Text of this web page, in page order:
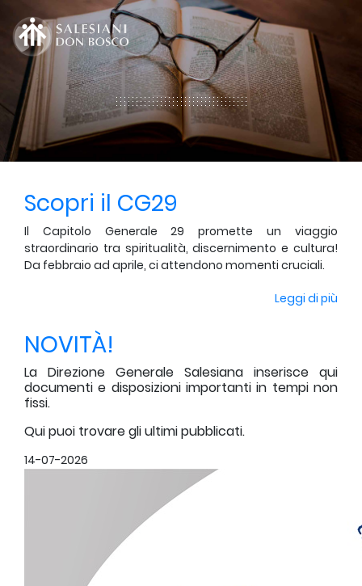
Scopri il CG29
Il Capitolo Generale 29 promette un viaggio
straordinario tra spiritualità, discernimento e cultura!
Da febbraio ad aprile, ci attendono momenti cruciali.
Leggi di più
NOVITÀ!
La Direzione Generale Salesiana inserisce qui
documenti e disposizioni importanti in tempi non
fissi.
Qui puoi trovare gli ultimi pubblicati.
14-07-2026